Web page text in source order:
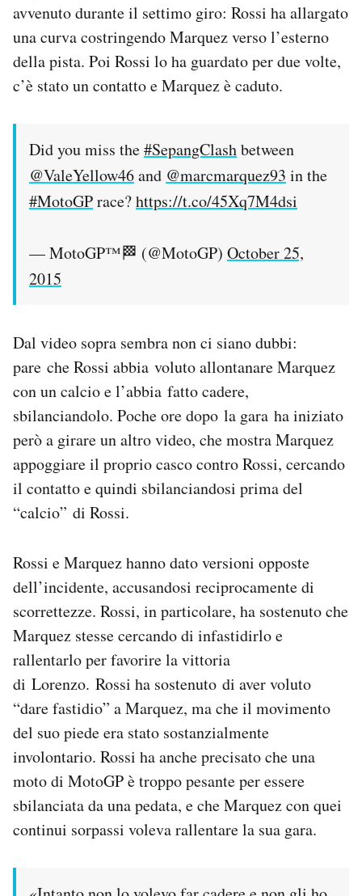
avvenuto durante il settimo giro: Rossi ha allargato
una curva costringendo Marquez verso l’esterno
della pista. Poi Rossi lo ha guardato per due volte,
c’è stato un contatto e Marquez è caduto.
Did you miss the#SepangClashbetween
@ValeYellow46and @marcmarquez93 in the
#MotoGPrace?https://t.co/45Xq7M4dsi
— MotoGP™🏁 (@MotoGP) October 25,
2015
Dal video sopra sembra non ci siano dubbi:
pare che Rossi abbia voluto allontanare Marquez
con un calcio e l’abbia fatto cadere,
sbilanciandolo. Poche ore dopo la gara ha iniziato
però a girare un altro video, che mostra Marquez
appoggiare il proprio casco contro Rossi, cercando
il contatto e quindi sbilanciandosi prima del
“calcio” di Rossi.
Rossi e Marquez hanno dato versioni opposte
dell’incidente, accusandosi reciprocamente di
scorrettezze. Rossi, in particolare, ha sostenuto che
Marquez stesse cercando di infastidirlo e
rallentarlo per favorire la vittoria
di Lorenzo. Rossi ha sostenuto di aver voluto
“dare fastidio” a Marquez, ma che il movimento
del suo piede era stato sostanzialmente
involontario. Rossi ha anche precisato che una
moto di MotoGP è troppo pesante per essere
sbilanciata da una pedata, e che Marquez con quei
continui sorpassi voleva rallentare la sua gara.